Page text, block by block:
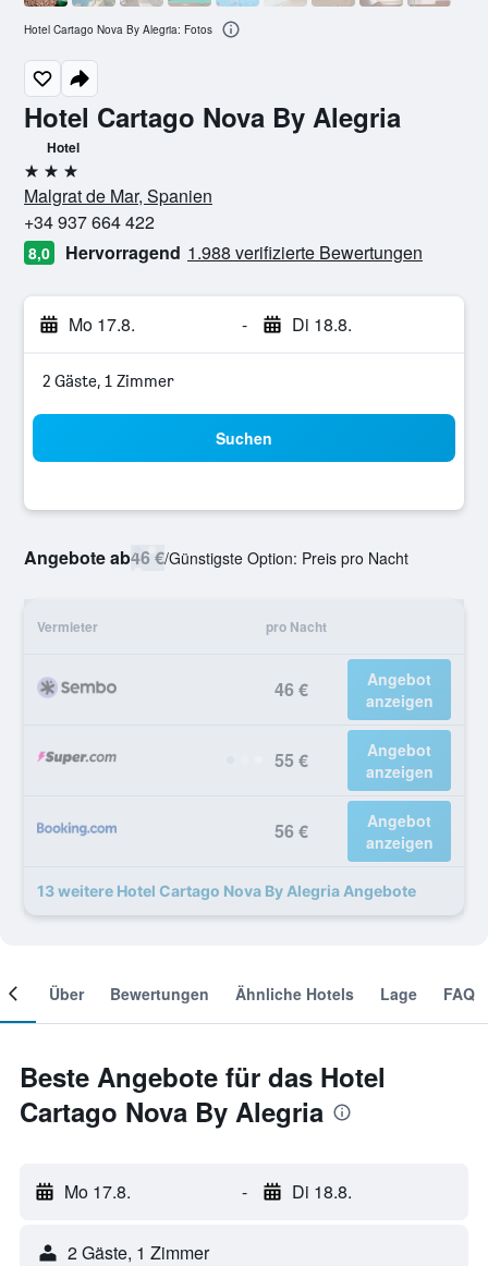
Hotel Cartago Nova By Alegria
Hotel
3 Sterne
Malgrat de Mar, Spanien
+34 937 664 422
8,0 Hervorragend 1.988 verifizierte Bewertungen
Mo 17.8. - Di 18.8.
2 Gäste, 1 Zimmer
Suchen
Angebote ab46 €/Günstigste Option: Preis pro Nacht
Vermieter pro Nacht
46 €
Angebot
anzeigen
55 €
Angebot
anzeigen
56 €
Angebot
anzeigen
13 weitere Hotel Cartago Nova By Alegria Angebote
Hotel Cartago Nova By Alegria: Fotos
Über Bewertungen Ähnliche Hotels Lage FAQ
Beste Angebote für das Hotel
Cartago Nova By Alegria
Mo 17.8. - Di 18.8.
2 Gäste, 1 Zimmer